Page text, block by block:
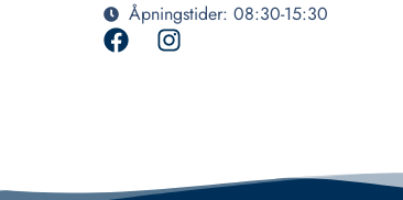
Åpningstider: 08:30-15:30